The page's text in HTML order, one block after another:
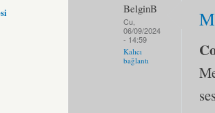
BelginB
Cu,
06/09/2024
- 14:59
Kalıcı
bağlantı